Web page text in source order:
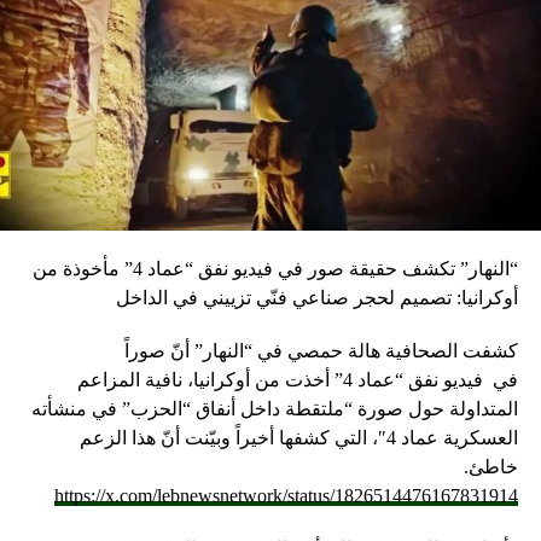
المفكرة ليوم الاثنين 13 أيار 2019
“النهار” تكشف حقيقة صور في فيديو نفق “عماد 4” مأخوذة من
أوكرانيا: تصميم لحجر صناعي فنّي تزييني في الداخل
كشفت الصحافية هالة حمصي في “النهار” أنّ صوراً
في فيديو
نفق “عماد 4” أخذت من أوكرانيا، نافية المزاعم
المتداولة حول صورة “ملتقطة داخل أنفاق “الحزب” في منشأته
العسكرية عماد 4″، التي كشفها أخيراً وبيّنت أنّ هذا الزعم
خاطئ.
https://x.com/lebnewsnetwork/status/1826514476167831914